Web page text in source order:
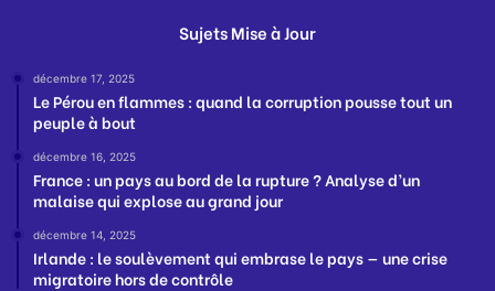
Sujets Mise à Jour
décembre 17, 2025
Le Pérou en flammes : quand la corruption pousse tout un
peuple à bout
décembre 16, 2025
France : un pays au bord de la rupture ? Analyse d’un
malaise qui explose au grand jour
décembre 14, 2025
Irlande : le soulèvement qui embrase le pays — une crise
migratoire hors de contrôle